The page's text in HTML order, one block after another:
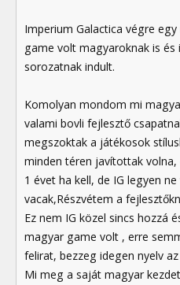
Imperium Galactica végre
game volt magyaroknak is és
sorozatnak indult.
Komolyan mondom mi
valami bovli fejlesztő
megszoktak a játékosok
minden téren javítottak
1 évet ha kell, de IG legyen
vacak,Részvétem a
Ez nem IG közel sincs hozzá
magyar game volt , erre
felirat, bezzeg idegen nyelv az
Mi meg a saját magyar